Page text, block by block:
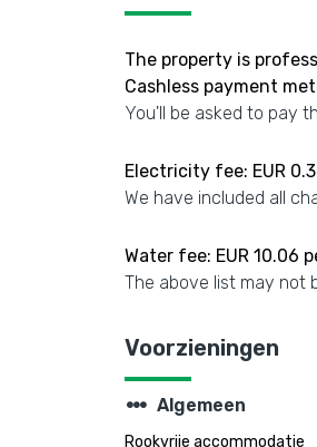
The property is
Cashless payment
You'll be asked to pay
Electricity fee: EUR
We have included all
Water fee: EUR 10.06
The above list may not
Voorzieningen
steppers Algemeen
Rookvrije accommodatie